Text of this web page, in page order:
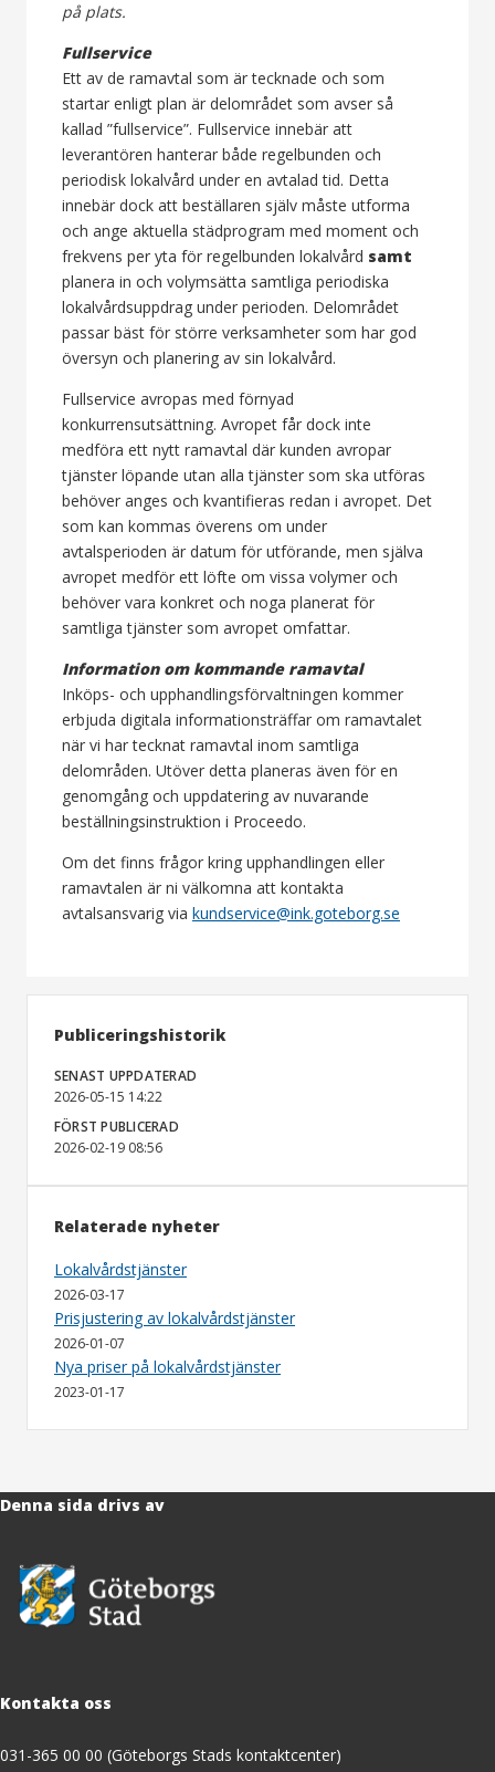
på plats.
Fullservice
Ett av de ramavtal som är tecknade och som
startar enligt plan är delområdet som avser så
kallad ”fullservice”. Fullservice innebär att
leverantören hanterar både regelbunden och
periodisk lokalvård under en avtalad tid. Detta
innebär dock att beställaren själv måste utforma
och ange aktuella städprogram med moment och
frekvens per yta för regelbunden lokalvård samt
planera in och volymsätta samtliga periodiska
lokalvårdsuppdrag under perioden. Delområdet
passar bäst för större verksamheter som har god
översyn och planering av sin lokalvård.
Fullservice avropas med förnyad
konkurrensutsättning. Avropet får dock inte
medföra ett nytt ramavtal där kunden avropar
tjänster löpande utan alla tjänster som ska utföras
behöver anges och kvantifieras redan i avropet. Det
som kan kommas överens om under
avtalsperioden är datum för utförande, men själva
avropet medför ett löfte om vissa volymer och
behöver vara konkret och noga planerat för
samtliga tjänster som avropet omfattar.
Information om kommande ramavtal
Inköps- och upphandlingsförvaltningen kommer
erbjuda digitala informationsträffar om ramavtalet
när vi har tecknat ramavtal inom samtliga
delområden. Utöver detta planeras även för en
genomgång och uppdatering av nuvarande
beställningsinstruktion i Proceedo.
Om det finns frågor kring upphandlingen eller
ramavtalen är ni välkomna att kontakta
avtalsansvarig via kundservice@ink.goteborg.se
Publiceringshistorik
SENAST UPPDATERAD
2026-05-15 14:22
FÖRST PUBLICERAD
2026-02-19 08:56
Relaterade nyheter
Lokalvårdstjänster
2026-03-17
Prisjustering av lokalvårdstjänster
2026-01-07
Nya priser på lokalvårdstjänster
2023-01-17
Denna sida drivs av
Kontakta oss
031-365 00 00 (Göteborgs Stads kontaktcenter)